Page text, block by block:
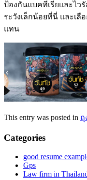
ป้องกันแบคทีเรียและไว
ระวังเล็กน้อยที่นี่ และเลื
แทน
This entry was posted in ถุ
Categories
good resume
Gps
Law firm in